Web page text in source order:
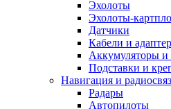
Эхолоты
Эхолоты-
Датчики
Кабели и
Аккумуляторы
Подставки и
Навигация и
Радары
Автопилоты